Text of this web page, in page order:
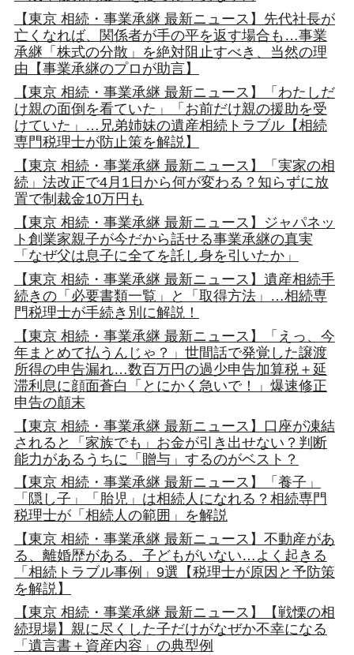
【東京 相続・事業承継 最新ニュース】先代社長が
亡くなれば、関係者が手の平を返す場合も…事業
承継「株式の分散」を絶対阻止すべき、当然の理
由【事業承継のプロが助言】
【東京 相続・事業承継 最新ニュース】「わたしだ
け親の面倒を看ていた」「お前だけ親の援助を受
けていた」…兄弟姉妹の遺産相続トラブル【相続
専門税理士が防止策を解説】
【東京 相続・事業承継 最新ニュース】「実家の相
続」法改正で4月1日から何が変わる？知らずに放
置で制裁金10万円も
【東京 相続・事業承継 最新ニュース】ジャパネッ
ト創業家親子が今だから話せる事業承継の真実
「なぜ父は息子に全てを託し身を引いたか」
【東京 相続・事業承継 最新ニュース】遺産相続手
続きの「必要書類一覧」と「取得方法」…相続専
門税理士が手続き別に解説！
【東京 相続・事業承継 最新ニュース】「えっ、今
年まとめて払うんじゃ？」世間話で発覚した譲渡
所得の申告漏れ…数百万円の過少申告加算税＋延
滞利息に顔面蒼白「とにかく急いで！」爆速修正
申告の顛末
【東京 相続・事業承継 最新ニュース】口座が凍結
されると「家族でも」お金が引き出せない？判断
能力があるうちに「贈与」するのがベスト？
【東京 相続・事業承継 最新ニュース】「養子」
「隠し子」「胎児」は相続人になれる？相続専門
税理士が「相続人の範囲」を解説
【東京 相続・事業承継 最新ニュース】不動産があ
る、離婚歴がある、子どもがいない…よく起きる
「相続トラブル事例」9選【税理士が原因と予防策
を解説】
【東京 相続・事業承継 最新ニュース】【戦慄の相
続現場】親に尽くした子だけがなぜか不幸になる
「遺言書＋資産内容」の典型例